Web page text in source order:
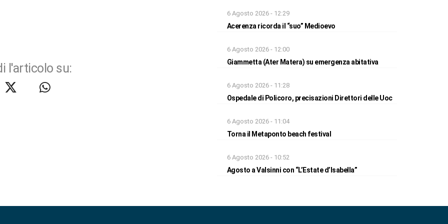
l'articolo su:
6 Agosto 2026 - 12:29
Acerenza ricorda il “suo” Medioevo
6 Agosto 2026 - 12:00
Giammetta (Ater Matera) su emergenza abitativa
6 Agosto 2026 - 11:28
Ospedale di Policoro, precisazioni Direttori delle Uoc
6 Agosto 2026 - 11:04
Torna il Metaponto beach festival
6 Agosto 2026 - 10:52
Agosto a Valsinni con “L’Estate d’Isabella”